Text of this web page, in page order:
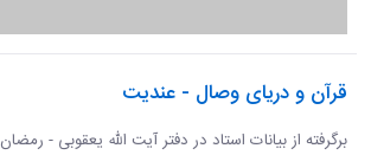
قرآن و دریای وصال - عندیت
برگرفته از بیانات استاد در دفتر آیت الله یعقوبی - رمضان 1401